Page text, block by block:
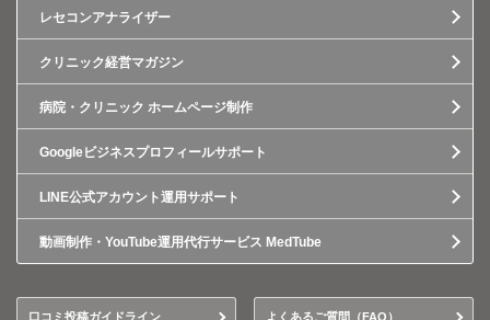
レセコンアナライザー
クリニック経営マガジン
病院・クリニック ホームページ制作
Googleビジネスプロフィールサポート
LINE公式アカウント運用サポート
動画制作・YouTube運用代行サービス MedTube
口コミ投稿ガイドライン よくあるご質問（FAQ）